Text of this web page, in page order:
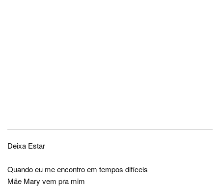
Deixa Estar
Quando eu me encontro em tempos difíceis
Mãe Mary vem pra mim